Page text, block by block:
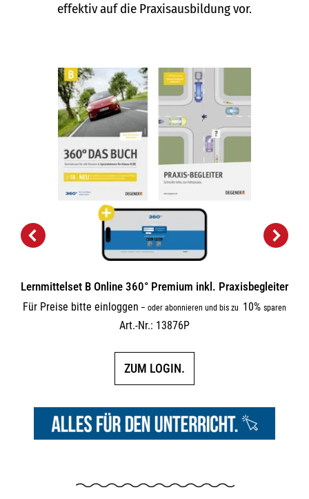
effektiv auf die Praxisausbildung vor.
Lernmittelset B Online 360° Premium inkl. Praxisbegleiter
Für Preise bitte einloggen – oder abonnieren und bis zu 10% sparen
Art.-Nr.: 13876P
ZUM LOGIN.